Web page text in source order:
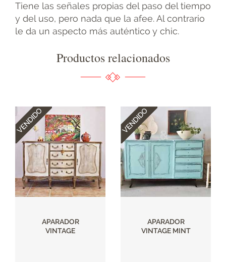
Tiene las señales propias del paso del tiempo
y del uso, pero nada que la afee. Al contrario
le da un aspecto más auténtico y chic.
Productos relacionados
APARADOR
VINTAGE
APARADOR
VINTAGE MINT